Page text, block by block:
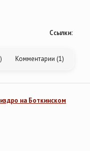
Ссылки:
Комментарии (1)
на Боткинском